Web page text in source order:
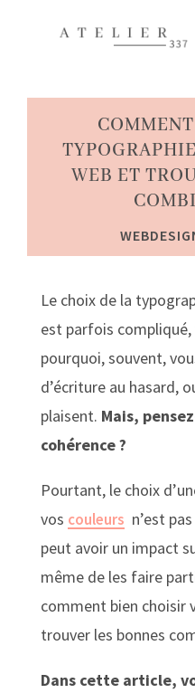
WEB ET
Le choix de la
est parfois
pourquoi, souvent,
d’écriture au hasard,
plaisent. Mais,
cohérence ?
Pourtant, le choix
vos couleurs n’est
peut avoir un impact
même de les faire
comment bien choisir
trouver les bonnes
Dans cette article,